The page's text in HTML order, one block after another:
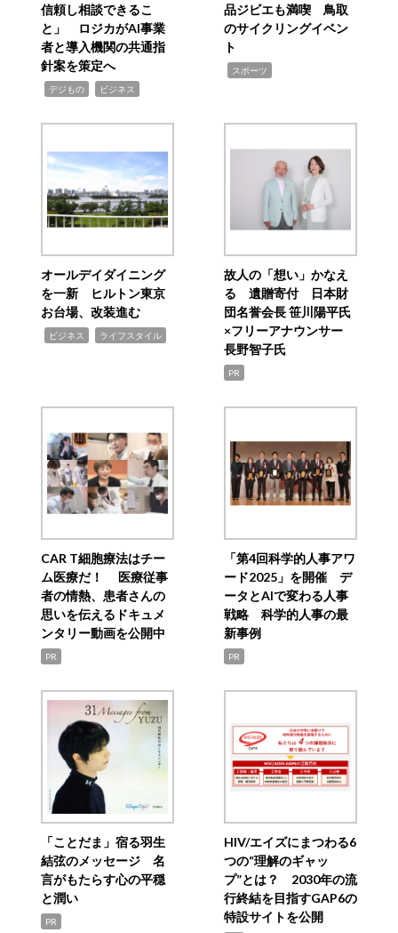
信頼し相談できるこ
と」 ロジカがAI事業
者と導入機関の共通指
針案を策定へ
デジもの ビジネス
品ジビエも満喫 鳥取
のサイクリングイベン
ト
スポーツ
オールデイダイニング
を一新 ヒルトン東京
お台場、改装進む
ビジネス ライフスタイル
故人の「想い」かなえ
る 遺贈寄付 日本財
団名誉会長 笹川陽平氏
×フリーアナウンサー
長野智子氏
PR
CAR T細胞療法はチー
ム医療だ！ 医療従事
者の情熱、患者さんの
思いを伝えるドキュメ
ンタリー動画を公開中
PR
「第4回科学的人事アワ
ード2025」を開催 デ
ータとAIで変わる人事
戦略 科学的人事の最
新事例
PR
「ことだま」宿る羽生
結弦のメッセージ 名
言がもたらす心の平穏
と潤い
PR
HIV/エイズにまつわる6
つの“理解のギャッ
プ”とは？ 2030年の流
行終結を目指すGAP6の
特設サイトを公開